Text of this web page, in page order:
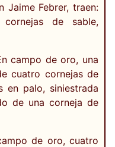
Jaime Febrer, traen:
de sable,
campo de oro, una
cuatro cornejas de
en palo, siniestrada
de una corneja de
de oro, cuatro